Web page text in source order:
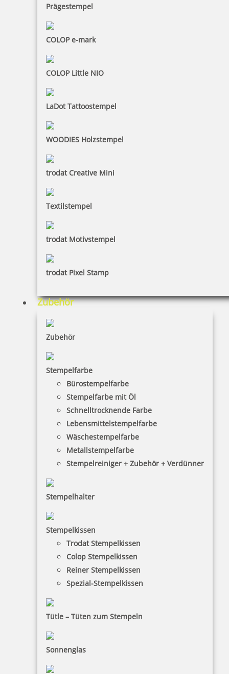
Prägestempel
COLOP e-mark
COLOP Little NIO
LaDot Tattoostempel
WOODIES Holzstempel
trodat Creative Mini
Textilstempel
trodat Motivstempel
trodat Pixel Stamp
Zubehör
Zubehör
Stempelfarbe
Bürostempelfarbe
Stempelfarbe mit Öl
Schnelltrocknende Farbe
Lebensmittelstempelfarbe
Wäschestempelfarbe
Metallstempelfarbe
Stempelreiniger + Zubehör + Verdünner
Stempelhalter
Stempelkissen
Trodat Stempelkissen
Colop Stempelkissen
Reiner Stempelkissen
Spezial-Stempelkissen
Tütle – Tüten zum Stempeln
Sonnenglas
HINWEISE
Versandinformationen
Zahlungsbedingungen
Bestellhinweise
INFORMATIONEN